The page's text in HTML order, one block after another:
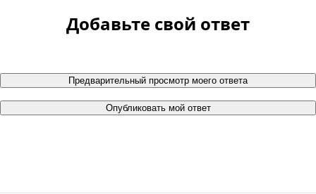
Добавьте свой ответ
Предварительный просмотр моего ответа
Опубликовать мой ответ